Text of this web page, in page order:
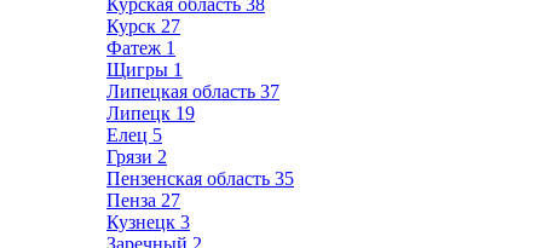
Курская область 38
Курск 27
Фатеж 1
Щигры 1
Липецкая область 37
Липецк 19
Елец 5
Грязи 2
Пензенская область 35
Пенза 27
Кузнецк 3
Заречный 2